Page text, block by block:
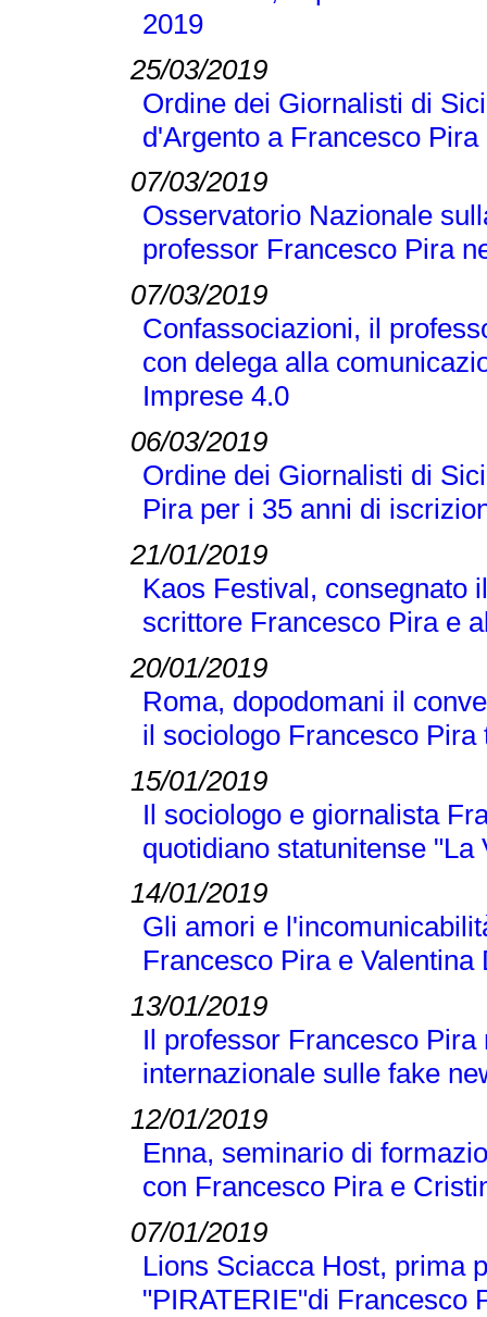
2019
25/03/2019
Ordine dei Giornalisti di
d'Argento a Francesco Pira
07/03/2019
Osservatorio Nazionale
professor Francesco Pira
07/03/2019
Confassociazioni, il
con delega alla
Imprese 4.0
06/03/2019
Ordine dei Giornalisti di
Pira per i 35 anni di
21/01/2019
Kaos Festival, consegnato
scrittore Francesco Pira e
20/01/2019
Roma, dopodomani il
il sociologo Francesco Pira
15/01/2019
Il sociologo e giornalista
quotidiano statunitense "La
14/01/2019
Gli amori e
Francesco Pira e Valentina
13/01/2019
Il professor Francesco
internazionale sulle fake
12/01/2019
Enna, seminario di
con Francesco Pira e
07/01/2019
Lions Sciacca Host, prima
"PIRATERIE"di Francesco